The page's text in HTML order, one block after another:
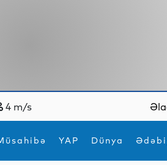
4 m/s
YAP Dünya